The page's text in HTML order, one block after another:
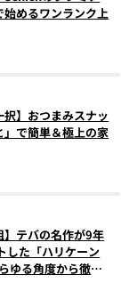
めるワンランク上
択】おつまみスナッ
で簡単＆極上の家
】テバの名作が9年
した「ハリケーン
ゆる角度から徹底